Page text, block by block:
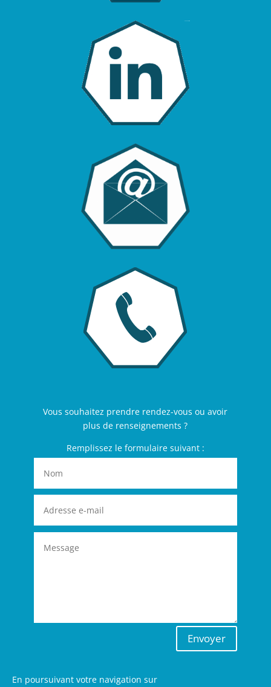
Vous souhaitez prendre rendez-vous ou avoir
plus de renseignements ?
Remplissez le formulaire suivant :
Envoyer
En poursuivant votre navigation sur